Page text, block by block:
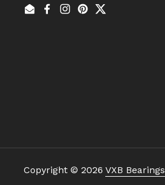
EmailFacebook
Instagram
Pinterest
Twitter
Copyright © 2026 VXB Bearings